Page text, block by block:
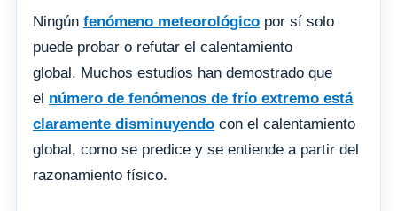
Ningún fenómeno meteorológico por sí solo
puede probar o refutar el calentamiento
global. Muchos estudios han demostrado que
el número de fenómenos de frío extremo está
claramente disminuyendo con el calentamiento
global, como se predice y se entiende a partir del
razonamiento físico.